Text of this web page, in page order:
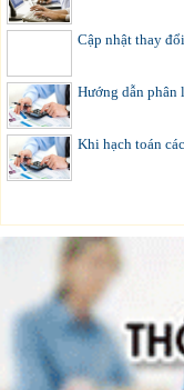
Cập nhật thay
Hướng dẫn phân
Khi hạch toán